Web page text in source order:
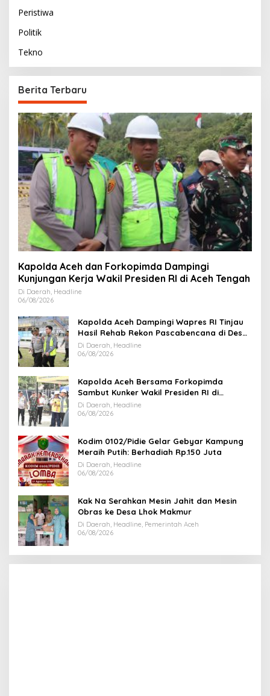
Peristiwa
Politik
Tekno
Berita Terbaru
Kapolda Aceh dan Forkopimda Dampingi
Kunjungan Kerja Wakil Presiden RI di Aceh Tengah
Di Daerah, Headline
06/08/2026
Kapolda Aceh Dampingi Wapres RI Tinjau
Hasil Rehab Rekon Pascabencana di Desa
Kendawi Gayo Lues
Di Daerah, Headline
06/08/2026
Kapolda Aceh Bersama Forkopimda
Sambut Kunker Wakil Presiden RI di
Kabupaten Bireuen
Di Daerah, Headline
06/08/2026
Kodim 0102/Pidie Gelar Gebyar Kampung
Meraih Putih: Berhadiah Rp.150 Juta
Di Daerah, Headline
06/08/2026
Kak Na Serahkan Mesin Jahit dan Mesin
Obras ke Desa Lhok Makmur
Di Daerah, Headline, Pemerintah Aceh
06/08/2026